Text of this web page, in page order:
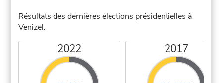
Résultats des dernières élections présidentielles à
Venizel.
2022 2017